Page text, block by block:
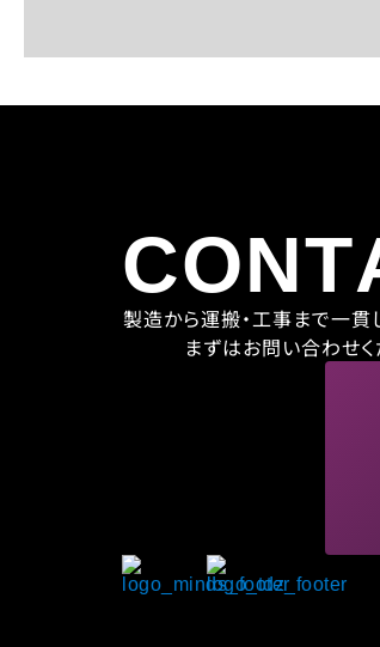
製造から運搬・工事まで一貫
まずはお問い合わせ